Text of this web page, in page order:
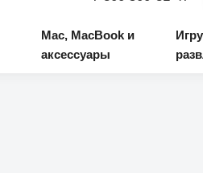
Mac, MacBook и
аксессуары